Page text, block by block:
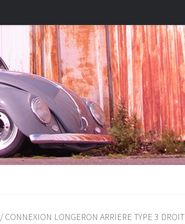
/ CONNEXION LONGERON ARRIERE TYPE 3 DROIT